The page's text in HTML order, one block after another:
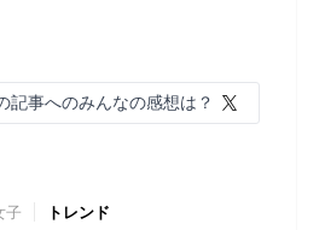
記事へのみんなの感想は？
子 トレンド